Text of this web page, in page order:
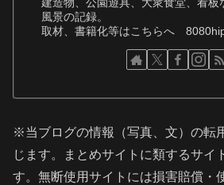
風景の記録。
取材、書籍化等はこちらへ
※当ブログの情報（写真、文）の転
じます。まとめサイトに類するサイ
す。無断使用サイトには損害賠償・